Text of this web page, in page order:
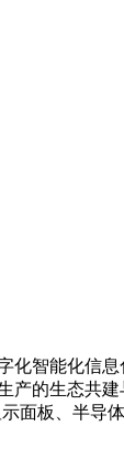
智能化信息
产的生态共
面板、半导